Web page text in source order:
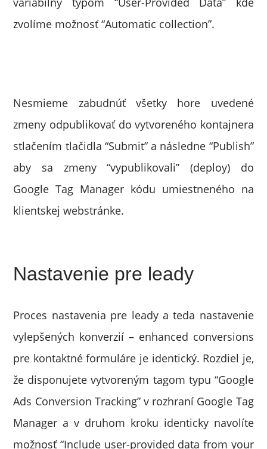
zvolíme možnosť “Automatic collection”.
Nesmieme zabudnúť všetky hore uvedené
zmeny odpublikovať do vytvoreného kontajnera
stlačením tlačidla “Submit” a následne “Publish”
aby sa zmeny “vypublikovali” (deploy) do
Google Tag Manager kódu umiestneného na
klientskej webstránke.
Nastavenie pre leady
Proces nastavenia pre leady a teda nastavenie
vylepšených konverzií – enhanced conversions
pre kontaktné formuláre je identický. Rozdiel je,
že disponujete vytvoreným tagom typu “Google
Ads Conversion Tracking” v rozhraní Google Tag
Manager a v druhom kroku identicky navolíte
možnosť “Include user-provided data from your